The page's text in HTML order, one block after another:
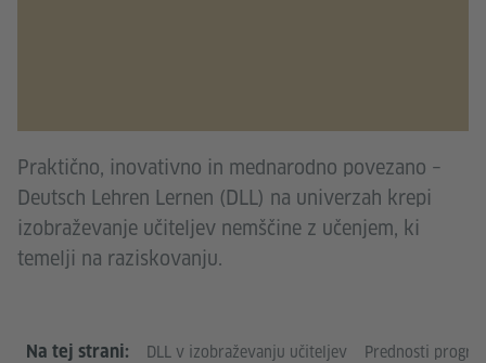
Praktično, inovativno in mednarodno povezano –
Deutsch Lehren Lernen (DLL) na univerzah krepi
izobraževanje učiteljev nemščine z učenjem, ki
temelji na raziskovanju.
Na tej strani: DLL v izobraževanju učiteljev Prednosti